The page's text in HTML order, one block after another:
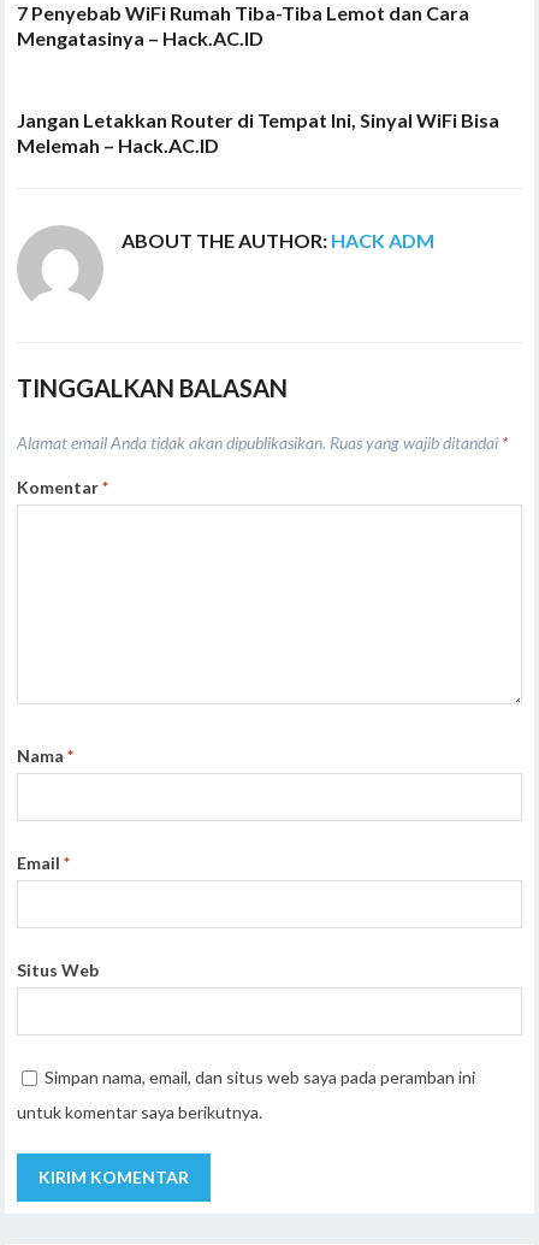
7 Penyebab WiFi Rumah Tiba-Tiba Lemot dan Cara
Mengatasinya – Hack.AC.ID
Jangan Letakkan Router di Tempat Ini, Sinyal WiFi Bisa
Melemah – Hack.AC.ID
ABOUT THE AUTHOR: HACK ADM
TINGGALKAN BALASAN
Alamat email Anda tidak akan dipublikasikan. Ruas yang wajib ditandai *
Komentar*
Nama*
Email*
Situs Web
Simpan nama, email, dan situs web saya pada peramban ini
untuk komentar saya berikutnya.